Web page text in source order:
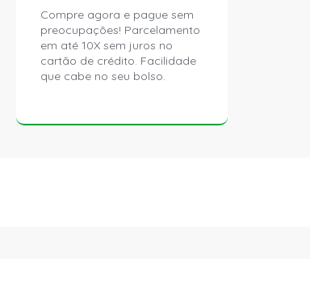
SEDAN 1.8 8V
- 2008) CAMBIO
8V ECONOFLEX N14YF
16V GASOLINA (2003 -
FREIO SEM ABS
Compre agora e pague sem
preocupações! Parcelamento
em até 10X sem juros no
cartão de crédito. Facilidade
que cabe no seu bolso.